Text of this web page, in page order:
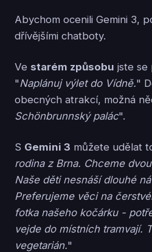
Abychom ocenili Gemini 3,
dřívějšími chatboty.
Ve starém způsobu jste se
"Naplánuj výlet do Vídně."
obecných atrakcí, možná
Schönbrunnský palác".
S Gemini 3 můžete udělat
rodina z Brna. Chceme
Naše děti nesnáší dlouhé
Preferujeme věci na
fotka našeho kočárku -
vejde do místních tramvají.
vegetarián."